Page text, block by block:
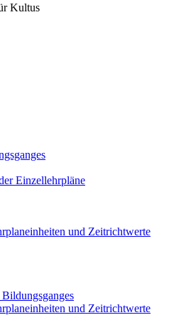
Kultus
Einzellehrpläne
und Zeitrichtwerte
und Zeitrichtwerte